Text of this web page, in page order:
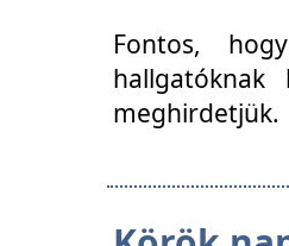
Fontos,
meghirdetjük.